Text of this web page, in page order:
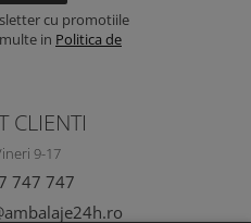
cu promotiile
in Politica de
CLIENTI
9-17
747 747